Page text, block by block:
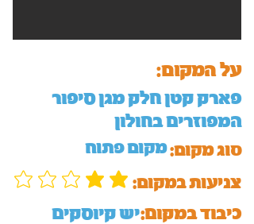
על המקום:
פארק קטן חלק מגן סיפור
המפוזרים בחולון
סוג מקום:מקום פתוח
:צניעות במקום
יש קיוסקיםכיבוד במקום: